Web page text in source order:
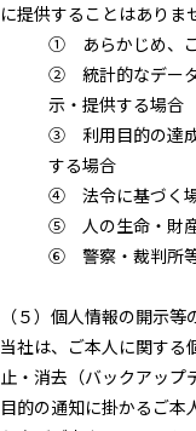
に提供することはありま
① あらかじめ、
② 統計的なデータ
示・提供する場合
③ 利用目的の達成
する場合
④ 法令に基づく
⑤ 人の生命・財
⑥ 警察・裁判所等
（５）個人情報の開示等
当社は、ご本人に関する
止・消去（バックアップ
目的の通知に掛かるご本